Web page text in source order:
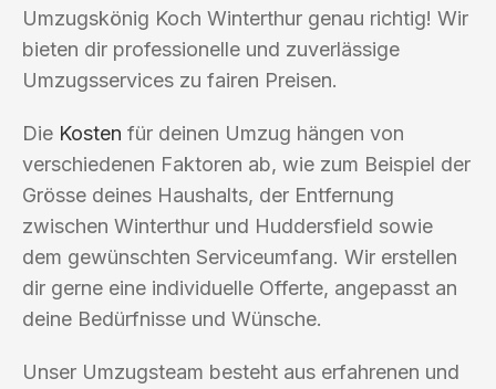
Umzugskönig Koch Winterthur genau richtig! Wir
bieten dir professionelle und zuverlässige
Umzugsservices zu fairen Preisen.
Die Kosten für deinen Umzug hängen von
verschiedenen Faktoren ab, wie zum Beispiel der
Grösse deines Haushalts, der Entfernung
zwischen Winterthur und Huddersfield sowie
dem gewünschten Serviceumfang. Wir erstellen
dir gerne eine individuelle Offerte, angepasst an
deine Bedürfnisse und Wünsche.
Unser Umzugsteam besteht aus erfahrenen und